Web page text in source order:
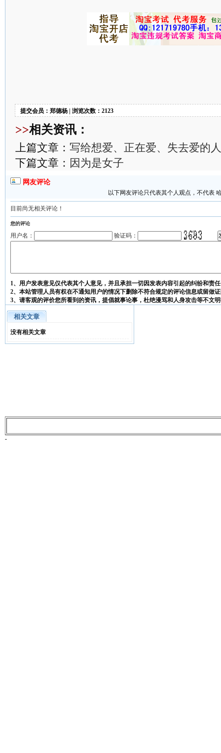
提交会员：郑德杨 | 浏览次数：2123
>>相关资讯：
上篇文章： 写给想爱、正在爱、失去爱的人
下篇文章： 因为是女子
网友评论
以下网友评论只代表其个人观点，不代表
目前尚无相关评论！
您的评论
用户名： 验证码：
1、用户发表意见仅代表其个人意见，并且承担一切因发表内容引起的纠纷和责
2、本站管理人员有权在不通知用户的情况下删除不符合规定的评论信息或留做
3、请客观的评价您所看到的资讯，提倡就事论事，杜绝漫骂和人身攻击等不文
相关文章
没有相关文章
-